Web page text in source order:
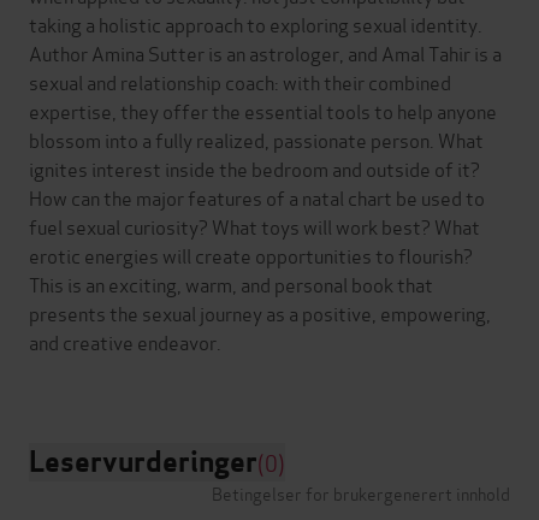
taking a holistic approach to exploring sexual identity.
Author Amina Sutter is an astrologer, and Amal Tahir is a
sexual and relationship coach: with their combined
expertise, they offer the essential tools to help anyone
blossom into a fully realized, passionate person. What
ignites interest inside the bedroom and outside of it?
How can the major features of a natal chart be used to
fuel sexual curiosity? What toys will work best? What
erotic energies will create opportunities to flourish?
This is an exciting, warm, and personal book that
presents the sexual journey as a positive, empowering,
and creative endeavor.
Leservurderinger(0)
Betingelser for brukergenerert innhold